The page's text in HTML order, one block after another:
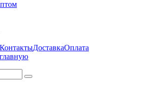
КонтактыДоставкаОплата